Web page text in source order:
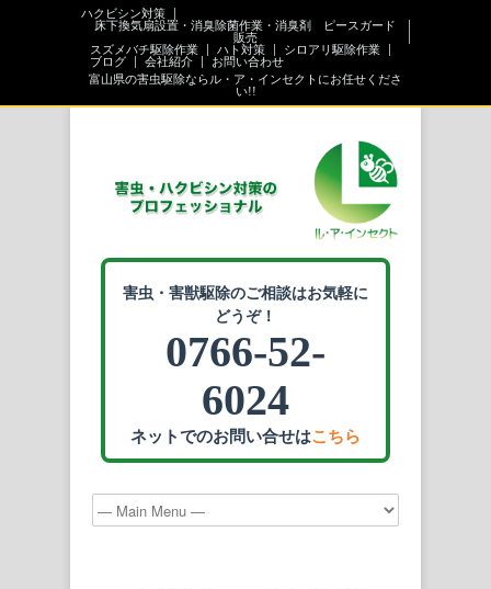
ハクビシン対策
床下換気扇設置・消臭除菌作業・消臭剤 ピースガード
販売
スズメバチ駆除作業
ハト対策
シロアリ駆除作業
ブログ
会社紹介
お問い合わせ
富山県の害虫駆除ならル・ア・インセクトにお任せくださ
い!!
害虫・害獣駆除のご相談はお気軽に
どうぞ！
0766-52-
6024
ネットでのお問い合せはこちら